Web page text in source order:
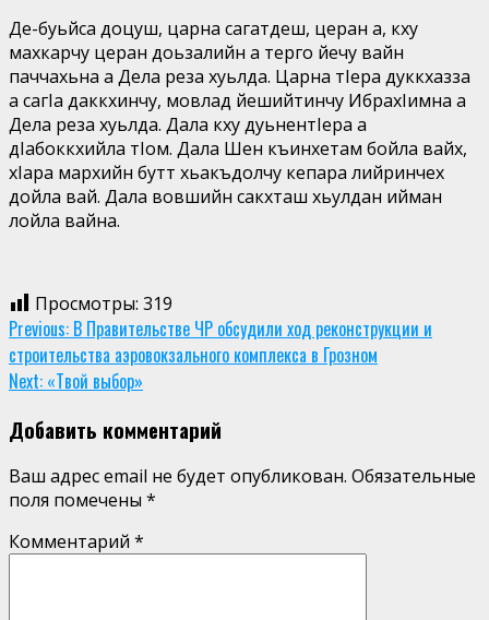
Де-буьйса доцуш, царна сагатдеш, церан а, кху
махкарчу церан доьзалийн а терго йечу вайн
паччахьна а Дела реза хуьлда. Царна тIера дуккхазза
а сагIа даккхинчу, мовлад йешийтинчу ИбрахIимна а
Дела реза хуьлда. Дала кху дуьнентIера а
дIабоккхийла тIом. Дала Шен къинхетам бойла вайх,
хIара мархийн бутт хьакъдолчу кепара лийринчех
дойла вай. Дала вовшийн сакхташ хьулдан ийман
лойла вайна.
Просмотры: 319
Continue
Reading
Previous: В Правительстве ЧР обсудили ход реконструкции и
строительства аэровокзального комплекса в Грозном
Next: «Твой выбор»
Добавить комментарий
Ваш адрес email не будет опубликован. Обязательные
поля помечены *
Комментарий *